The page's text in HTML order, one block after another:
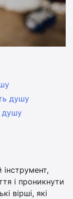
душу
душу
і проникнути
вірші, які